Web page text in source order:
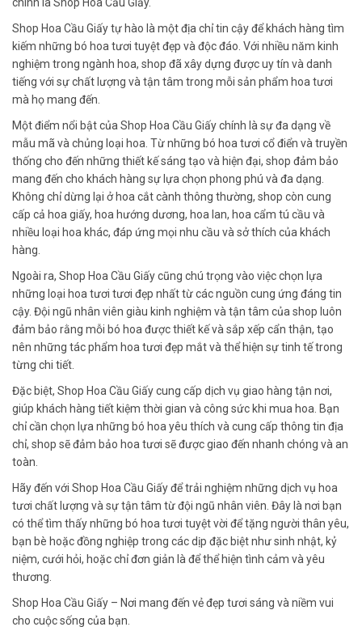
Shop Hoa Cầu Giấy tự hào là một địa chỉ tin cậy để khách hàng tìm
kiếm những bó hoa tươi tuyệt đẹp và độc đáo. Với nhiều năm kinh
nghiệm trong ngành hoa, shop đã xây dựng được uy tín và danh
tiếng với sự chất lượng và tận tâm trong mỗi sản phẩm hoa tươi
mà họ mang đến.
Một điểm nổi bật của Shop Hoa Cầu Giấy chính là sự đa dạng về
mẫu mã và chủng loại hoa. Từ những bó hoa tươi cổ điển và truyền
thống cho đến những thiết kế sáng tạo và hiện đại, shop đảm bảo
mang đến cho khách hàng sự lựa chọn phong phú và đa dạng.
Không chỉ dừng lại ở hoa cắt cành thông thường, shop còn cung
cấp cả hoa giấy, hoa hướng dương, hoa lan, hoa cẩm tú cầu và
nhiều loại hoa khác, đáp ứng mọi nhu cầu và sở thích của khách
hàng.
Ngoài ra, Shop Hoa Cầu Giấy cũng chú trọng vào việc chọn lựa
những loại hoa tươi tươi đẹp nhất từ các nguồn cung ứng đáng tin
cậy. Đội ngũ nhân viên giàu kinh nghiệm và tận tâm của shop luôn
đảm bảo rằng mỗi bó hoa được thiết kế và sắp xếp cẩn thận, tạo
nên những tác phẩm hoa tươi đẹp mắt và thể hiện sự tinh tế trong
từng chi tiết.
Đặc biệt, Shop Hoa Cầu Giấy cung cấp dịch vụ giao hàng tận nơi,
giúp khách hàng tiết kiệm thời gian và công sức khi mua hoa. Bạn
chỉ cần chọn lựa những bó hoa yêu thích và cung cấp thông tin địa
chỉ, shop sẽ đảm bảo hoa tươi sẽ được giao đến nhanh chóng và an
toàn.
Hãy đến với Shop Hoa Cầu Giấy để trải nghiệm những dịch vụ hoa
tươi chất lượng và sự tận tâm từ đội ngũ nhân viên. Đây là nơi bạn
có thể tìm thấy những bó hoa tươi tuyệt vời để tặng người thân yêu,
bạn bè hoặc đồng nghiệp trong các dịp đặc biệt như sinh nhật, kỷ
niệm, cưới hỏi, hoặc chỉ đơn giản là để thể hiện tình cảm và yêu
thương.
Shop Hoa Cầu Giấy – Nơi mang đến vẻ đẹp tươi sáng và niềm vui
cho cuộc sống của bạn.